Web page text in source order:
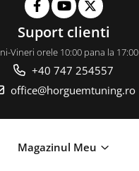
Suport clienti
Vineri orele 10:00 pana la 17:00
+40 747 254557
office@horguemtuning.ro
Magazinul Meu